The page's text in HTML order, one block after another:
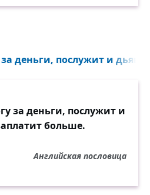
деньги, послужит и
за деньги, послужит и
больше.
Английская пословица